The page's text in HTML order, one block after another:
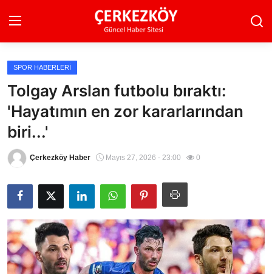
Ana Sayfa
Son Dakika
Ekonomi Haberleri
Magazin Haberleri
Spor Haberleri
Teknoloji Haberleri
Dünya Haberleri
SPOR HABERLERI
Tolgay Arslan futbolu bıraktı:
'Hayatımın en zor kararlarından
biri...'
Çerkezköy Haber Mayıs 27, 2026 - 23:00 0